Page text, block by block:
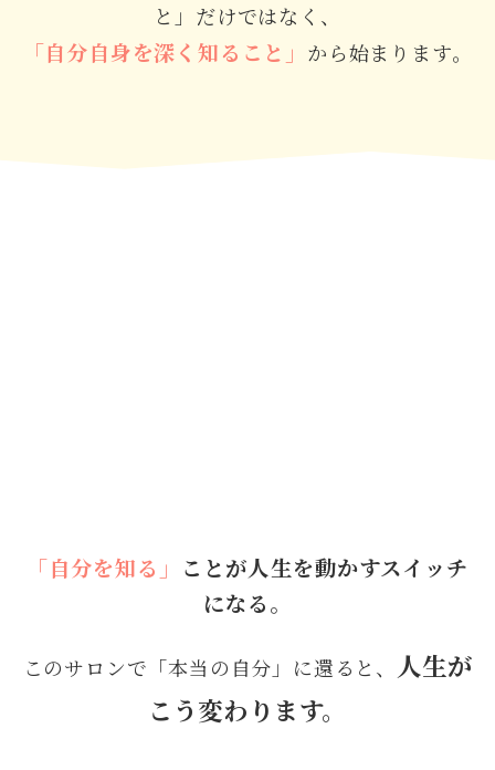
と」だけではなく、
「自分自身を深く知ること」 から始まります。
「自分を知る」 ことが人生を動かすスイッチ
になる。
このサロンで「本当の自分」に還ると、
人生が
こう変わります。